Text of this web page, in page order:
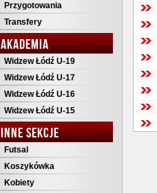
Przygotowania
Transfery
AKADEMIA
Widzew Łódź U-19
Widzew Łódź U-17
Widzew Łódź U-16
Widzew Łódź U-15
INNE SEKCJE
Futsal
Koszykówka
Kobiety